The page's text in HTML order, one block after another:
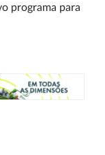
programa para